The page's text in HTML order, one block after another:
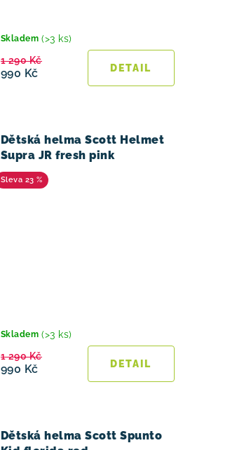
Skladem (>3 ks)
990 Kč
1 290 Kč
Dětská helma Scott Helmet
Supra JR fresh pink
23 %
Skladem (>3 ks)
990 Kč
1 290 Kč
Dětská helma Scott Spunto